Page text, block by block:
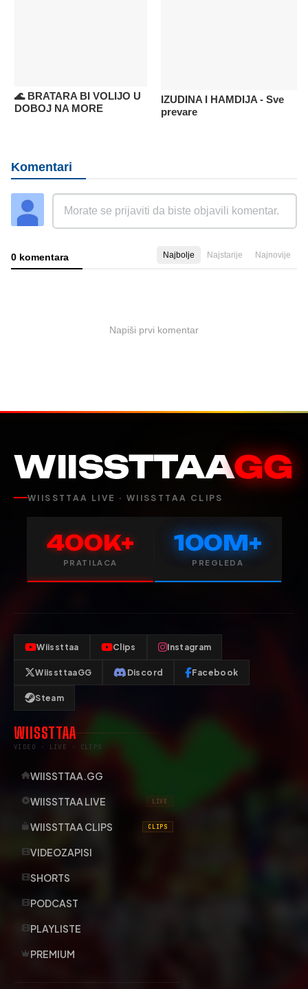
🌊 BRATARA BI VOLIJO U
DOBOJ NA MORE
IZUDINA I HAMDIJA - Sve
prevare
Komentari
0 komentara Najbolje Najstarije Najnovije
Napiši prvi komentar
WIISSTTAAGG
WIISSTTAA LIVE · WIISSTTAA CLIPS
400K+
PRATILACA
100M+
PREGLEDA
Wiissttaa Clips Instagram
WiissttaaGG Discord Facebook
Steam
WIISSTTAA
VIDEO · LIVE · CLIPS
WIISSTTAA.GG
WIISSTTAA LIVE LIVE
WIISSTTAA CLIPS CLIPS
VIDEOZAPISI
SHORTS
PODCAST
PLAYLISTE
PREMIUM